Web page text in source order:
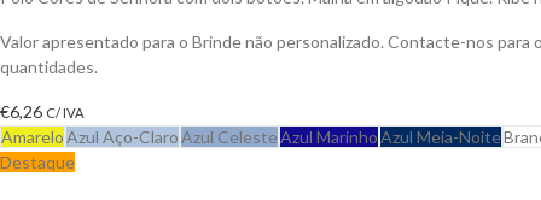
Valor apresentado para o Brinde não personalizado. Contacte-nos
quantidades.
€6,26 C/ IVA
AmareloAzul Aço-ClaroAzul CelesteAzul MarinhoAzul Meia-Noite
Destaque